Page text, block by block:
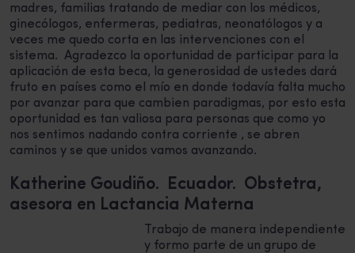
madres, familias tratando de mediar con los médicos,
ginecólogos, enfermeras, pediatras, neonatólogos y a
veces me quedo corta en las intervenciones con el
sistema. Agradezco la oportunidad de participar para la
aplicación de esta beca, la generosidad de ustedes dará
fruto en países como el mío en donde todavía falta mucho
por avanzar para que cambien paradigmas, por esto esta
oportunidad es tan valiosa para personas que como yo
nos sentimos nadando contra corriente , se abren
caminos y se que unidos vamos avanzando.
Katherine Goudiño. Ecuador. Obstetra,
asesora en Lactancia Materna
Trabajo de manera independiente
y formo parte de un grupo de